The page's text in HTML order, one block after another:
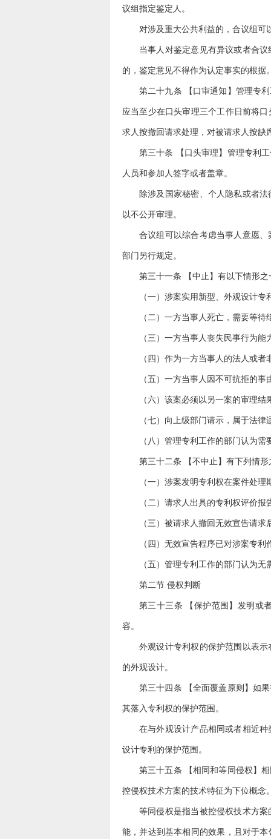
议组指定鉴定人。
对涉及重大公共利益的，合议组
当事人对鉴定意见有异议或者合
的，鉴定意见不得作为认定事实的根据
第二十九条 【口审通知】管理专
应当至少在口头审理三个工作日前将
求人按撤回请求处理，对被请求人按缺
第三十条 【口头审理】管理专利
人员和参加人签字或者盖章。
除涉及国家秘密、个人隐私或者
以不公开审理。
合议组可以综合考虑当事人意愿
部门另行规定。
第三十一条 【中止】有以下情形
（一）涉案实用新型、外观设计
（二）一方当事人死亡，需要等
（三）一方当事人丧失民事行为
（四）作为一方当事人的法人或
（五）一方当事人因不可抗拒的
（六）该案必须以另一案的审理
（七）向上级部门请示，属于法
（八）管理专利工作的部门认为
第三十二条 【不中止】有下列情
（一）涉案发明专利权在案件处
（二）请求人出具的专利权评价
（三）被请求人撤回无效宣告请
（四）无效宣告程序已对涉案专
（五）管理专利工作的部门认为
第二节 侵权判断
第三十三条 【保护范围】发明或
容。
外观设计专利权的保护范围以表
的外观设计。
第三十四条 【全面覆盖原则】如
其落入专利权的保护范围。
在与外观设计产品相同或者相近
设计专利的保护范围。
第三十五条 【相同和等同侵权】
控侵权技术方案的技术特征为下位概念
等同侵权是指当被控侵权技术方
能，并达到基本相同的效果，且对于